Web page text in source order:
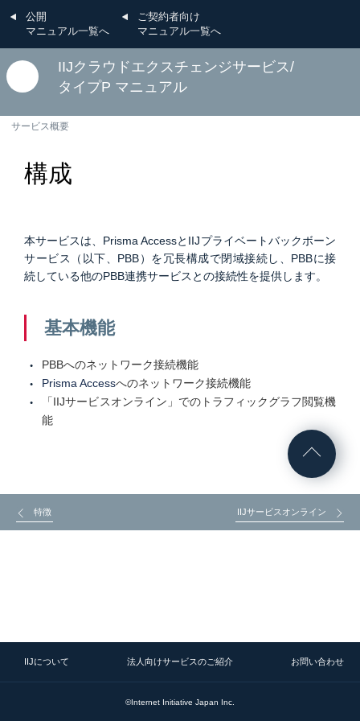
公開
マニュアル一覧へ
ご契約者向け
マニュアル一覧へ
IIJクラウドエクスチェンジサービス/
タイプP マニュアル
サービス概要
構成
本サービスは、Prisma AccessとIIJプライベートバックボーン
サービス（以下、PBB）を冗長構成で閉域接続し、PBBに接
続している他のPBB連携サービスとの接続性を提供します。
基本機能
PBBへのネットワーク接続機能
Prisma Accessへのネットワーク接続機能
「IIJサービスオンライン」でのトラフィックグラフ閲覧機
能
特徴 IIJサービスオンライン
IIJについて 法人向けサービスのご紹介 お問い合わせ
©Internet Initiative Japan Inc.